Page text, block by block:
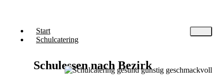
Start
Schulcatering
Schulessen nach Bezirk